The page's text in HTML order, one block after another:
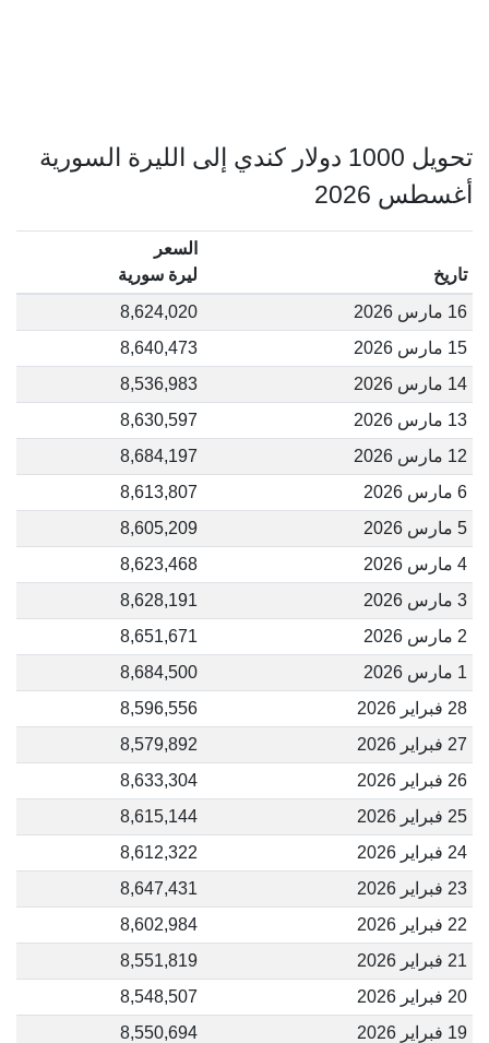
تحويل 1000 دولار كندي إلى الليرة السورية
أغسطس 2026
تاريخ
السعر
ليرة سورية
16 مارس 2026
8,624,020
15 مارس 2026
8,640,473
14 مارس 2026
8,536,983
13 مارس 2026
8,630,597
12 مارس 2026
8,684,197
6 مارس 2026
8,613,807
5 مارس 2026
8,605,209
4 مارس 2026
8,623,468
3 مارس 2026
8,628,191
2 مارس 2026
8,651,671
1 مارس 2026
8,684,500
28 فبراير 2026
8,596,556
27 فبراير 2026
8,579,892
26 فبراير 2026
8,633,304
25 فبراير 2026
8,615,144
24 فبراير 2026
8,612,322
23 فبراير 2026
8,647,431
22 فبراير 2026
8,602,984
21 فبراير 2026
8,551,819
20 فبراير 2026
8,548,507
19 فبراير 2026
8,550,694